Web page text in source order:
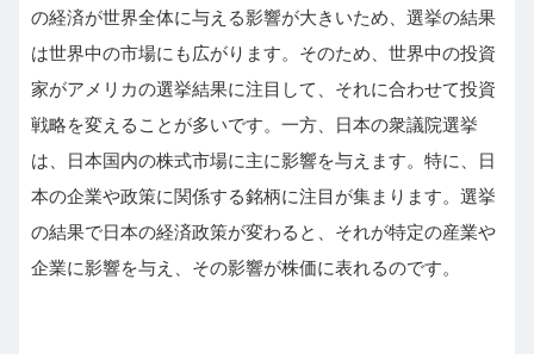
の経済が世界全体に与える影響が大きいため、選挙の結果
は世界中の市場にも広がります。そのため、世界中の投資
家がアメリカの選挙結果に注目して、それに合わせて投資
戦略を変えることが多いです。一方、日本の衆議院選挙
は、日本国内の株式市場に主に影響を与えます。特に、日
本の企業や政策に関係する銘柄に注目が集まります。選挙
の結果で日本の経済政策が変わると、それが特定の産業や
企業に影響を与え、その影響が株価に表れるのです。